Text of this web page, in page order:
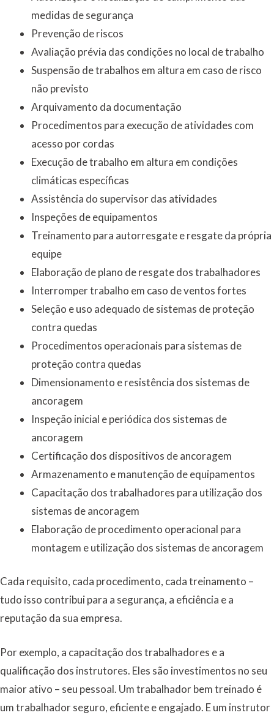
medidas de segurança
Prevenção de riscos
Avaliação prévia das condições no local de trabalho
Suspensão de trabalhos em altura em caso de risco
não previsto
Arquivamento da documentação
Procedimentos para execução de atividades com
acesso por cordas
Execução de trabalho em altura em condições
climáticas específicas
Assistência do supervisor das atividades
Inspeções de equipamentos
Treinamento para autorresgate e resgate da própria
equipe
Elaboração de plano de resgate dos trabalhadores
Interromper trabalho em caso de ventos fortes
Seleção e uso adequado de sistemas de proteção
contra quedas
Procedimentos operacionais para sistemas de
proteção contra quedas
Dimensionamento e resistência dos sistemas de
ancoragem
Inspeção inicial e periódica dos sistemas de
ancoragem
Certificação dos dispositivos de ancoragem
Armazenamento e manutenção de equipamentos
Capacitação dos trabalhadores para utilização dos
sistemas de ancoragem
Elaboração de procedimento operacional para
montagem e utilização dos sistemas de ancoragem
Cada requisito, cada procedimento, cada treinamento –
tudo isso contribui para a segurança, a eficiência e a
reputação da sua empresa.
Por exemplo, a capacitação dos trabalhadores e a
qualificação dos instrutores. Eles são investimentos no seu
maior ativo – seu pessoal. Um trabalhador bem treinado é
um trabalhador seguro, eficiente e engajado. E um instrutor